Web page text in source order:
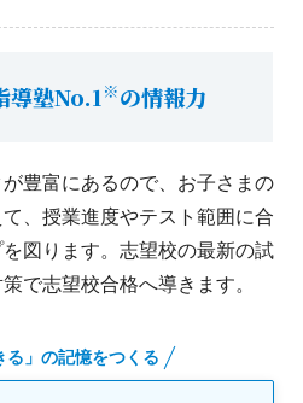
導塾No.1 ※の情報力
豊富にあるので、お子さまの
、授業進度やテスト範囲に合
図ります。志望校の最新の試
で志望校合格へ導きます。
る」の記憶をつくる